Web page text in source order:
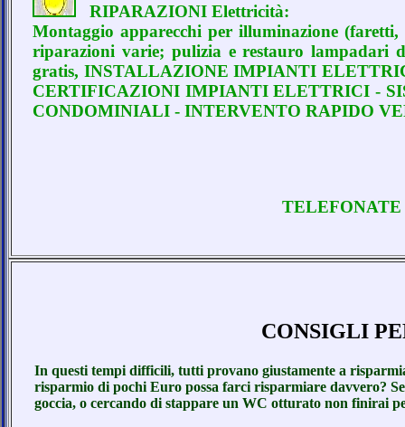
RIPARAZIONI Elettricità:
Montaggio apparecchi per illuminazione
riparazioni varie; pulizia e restauro lampadari
gratis, INSTALLAZIONE IMPIANTI
CERTIFICAZIONI IMPIANTI ELETTRICI -
CONDOMINIALI - INTERVENTO RAPIDO
TELEFONATE
CONSIGLI
In questi tempi difficili, tutti provano giustamente a
risparmio di pochi Euro possa farci risparmiare davvero?
goccia, o cercando di stappare un WC otturato non finirai